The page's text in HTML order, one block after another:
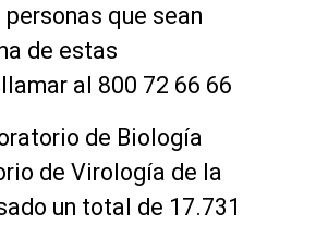
que sean
de estas
al 800 72 66 66
de Biología
de Virología de la
un total de 17.731